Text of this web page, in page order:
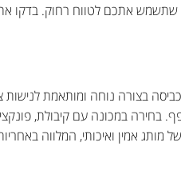
אתכם לטווח רחוק. בדקו
בצורה נוחה ומותאמת לנישות
בחירה במכונה עם קיבולת,
אמין ואיכותי, המלווה